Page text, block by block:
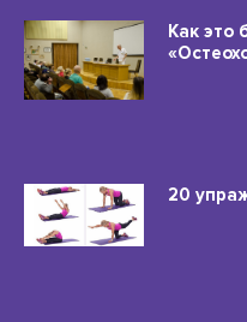
Как это
20